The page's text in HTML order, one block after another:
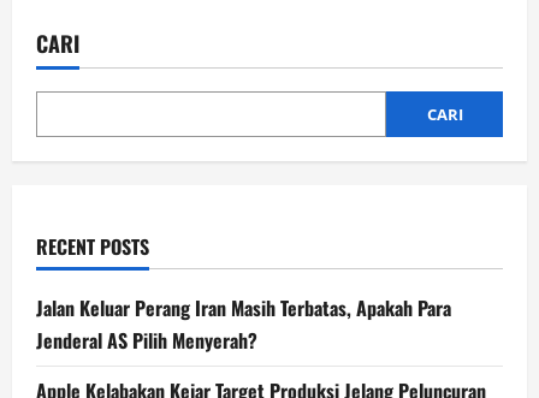
Raih
dari
Jawa
CARI
CARI
RECENT POSTS
Jalan Keluar Perang Iran Masih Terbatas, Apakah Para
Jenderal AS Pilih Menyerah?
Apple Kelabakan Kejar Target Produksi Jelang Peluncuran